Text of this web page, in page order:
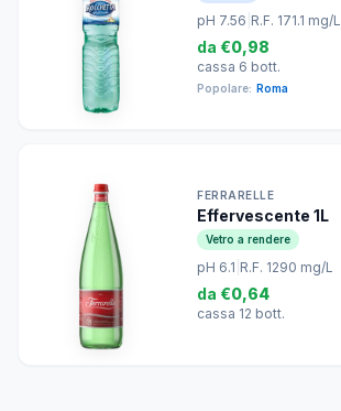
pH 7.56 R.F. 171.1 mg/L
da €0,98
cassa 6 bott.
Popolare: Roma
FERRARELLE
Effervescente 1L
Vetro a rendere
pH 6.1 R.F. 1290 mg/L
da €0,64
cassa 12 bott.